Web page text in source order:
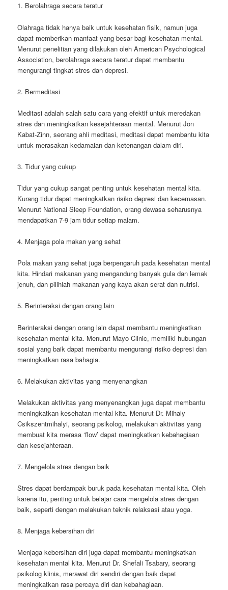
1. Berolahraga secara teratur
Olahraga tidak hanya baik untuk kesehatan fisik, namun juga
dapat memberikan manfaat yang besar bagi kesehatan mental.
Menurut penelitian yang dilakukan oleh American Psychological
Association, berolahraga secara teratur dapat membantu
mengurangi tingkat stres dan depresi.
2. Bermeditasi
Meditasi adalah salah satu cara yang efektif untuk meredakan
stres dan meningkatkan kesejahteraan mental. Menurut Jon
Kabat-Zinn, seorang ahli meditasi, meditasi dapat membantu kita
untuk merasakan kedamaian dan ketenangan dalam diri.
3. Tidur yang cukup
Tidur yang cukup sangat penting untuk kesehatan mental kita.
Kurang tidur dapat meningkatkan risiko depresi dan kecemasan.
Menurut National Sleep Foundation, orang dewasa seharusnya
mendapatkan 7-9 jam tidur setiap malam.
4. Menjaga pola makan yang sehat
Pola makan yang sehat juga berpengaruh pada kesehatan mental
kita. Hindari makanan yang mengandung banyak gula dan lemak
jenuh, dan pilihlah makanan yang kaya akan serat dan nutrisi.
5. Berinteraksi dengan orang lain
Berinteraksi dengan orang lain dapat membantu meningkatkan
kesehatan mental kita. Menurut Mayo Clinic, memiliki hubungan
sosial yang baik dapat membantu mengurangi risiko depresi dan
meningkatkan rasa bahagia.
6. Melakukan aktivitas yang menyenangkan
Melakukan aktivitas yang menyenangkan juga dapat membantu
meningkatkan kesehatan mental kita. Menurut Dr. Mihaly
Csikszentmihalyi, seorang psikolog, melakukan aktivitas yang
membuat kita merasa ‘flow’ dapat meningkatkan kebahagiaan
dan kesejahteraan.
7. Mengelola stres dengan baik
Stres dapat berdampak buruk pada kesehatan mental kita. Oleh
karena itu, penting untuk belajar cara mengelola stres dengan
baik, seperti dengan melakukan teknik relaksasi atau yoga.
8. Menjaga kebersihan diri
Menjaga kebersihan diri juga dapat membantu meningkatkan
kesehatan mental kita. Menurut Dr. Shefali Tsabary, seorang
psikolog klinis, merawat diri sendiri dengan baik dapat
meningkatkan rasa percaya diri dan kebahagiaan.